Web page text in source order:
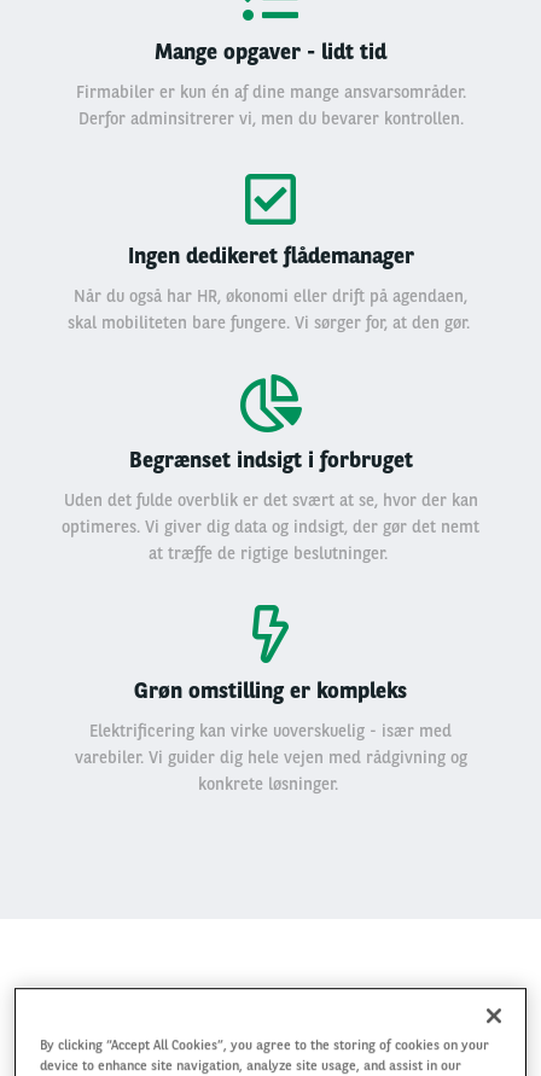
Mange opgaver - lidt tid
Firmabiler er kun én af dine mange ansvarsområder.
Derfor adminsitrerer vi, men du bevarer kontrollen.
Ingen dedikeret flådemanager
Når du også har HR, økonomi eller drift på agendaen,
skal mobiliteten bare fungere. Vi sørger for, at den gør.
Begrænset indsigt i forbruget
Uden det fulde overblik er det svært at se, hvor der kan
optimeres. Vi giver dig data og indsigt, der gør det nemt
at træffe de rigtige beslutninger.
Grøn omstilling er kompleks
Elektrificering kan virke uoverskuelig - især med
varebiler. Vi guider dig hele vejen med rådgivning og
konkrete løsninger.
SÅDAN HJÆLPER VI DIG
By clicking “Accept All Cookies”, you agree to the storing of cookies on your
device to enhance site navigation, analyze site usage, and assist in our